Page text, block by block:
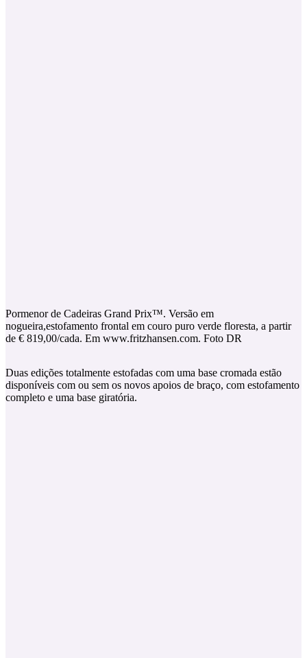
Pormenor de Cadeiras Grand Prix™. Versão em
nogueira,estofamento frontal em couro puro verde floresta, a partir
de € 819,00/cada. Em www.fritzhansen.com. Foto DR
Duas edições totalmente estofadas com uma base cromada estão
disponíveis com ou sem os novos apoios de braço, com estofamento
completo e uma base giratória.